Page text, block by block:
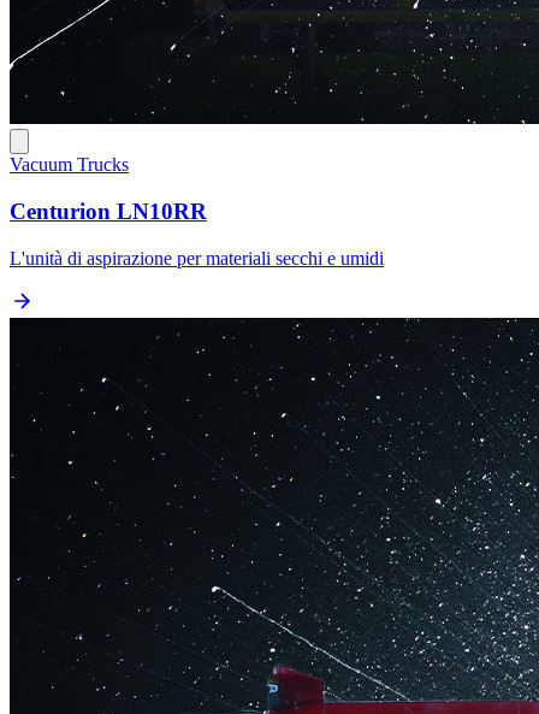
Vacuum Trucks
Centurion LN10RR
L'unità di aspirazione per materiali secchi e umidi